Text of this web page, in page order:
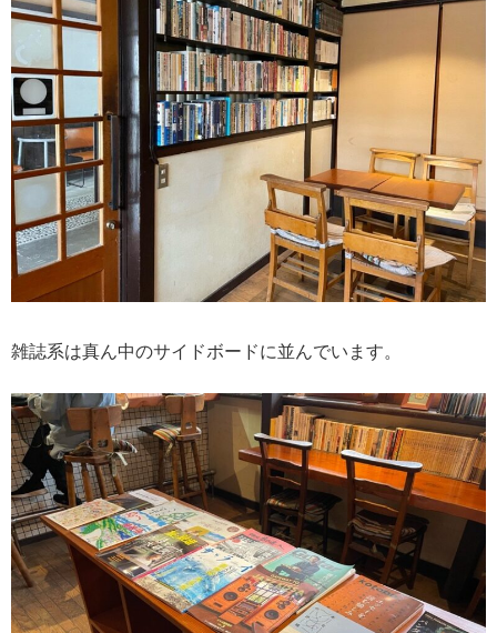
雑誌系は真ん中のサイドボードに並んでいます。